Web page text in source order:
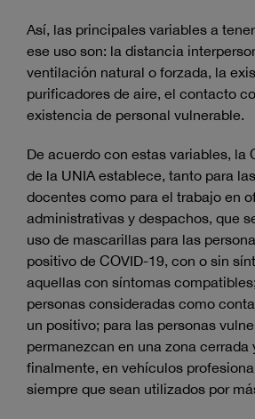
Así, las principales variables a
ese uso son: la distancia
ventilación natural o forzada, la
purificadores de aire, el contacto
existencia de personal vulnerable.
De acuerdo con estas variables, la
de la UNIA establece, tanto para
docentes como para el trabajo en
administrativas y despachos, que
uso de mascarillas para las
positivo de COVID-19, con o sin
aquellas con síntomas
personas consideradas como
un positivo; para las personas
permanezcan en una zona cerrada
finalmente, en vehículos
siempre que sean utilizados por